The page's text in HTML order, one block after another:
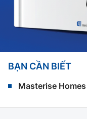
BẠN CẦN BIẾT
Masterise